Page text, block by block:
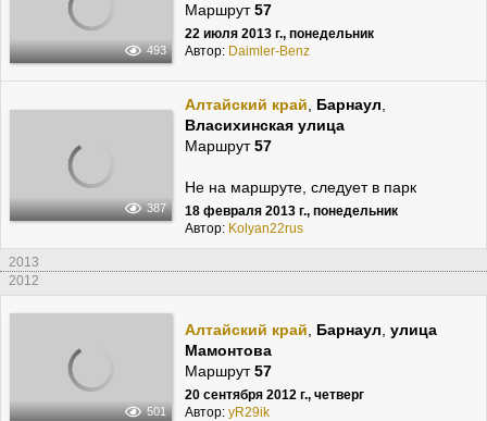
493
Маршрут57
22 июля 2013 г., понедельник
Автор: Daimler-Benz
387
Алтайский край, Барнаул,
Власихинская улица
Маршрут57
Не на маршруте, следует в парк
18 февраля 2013 г., понедельник
Автор: Kolyan22rus
2013
2012
501
Алтайский край Барнаул улица
Мамонтова
Маршрут57
20 сентября 2012 г., четверг
Автор: yR29ik